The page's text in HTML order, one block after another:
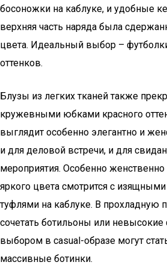
босоножки на каблуке, и удобные
верхняя часть наряда была
цвета. Идеальный выбор –
оттенков.
Блузы из легких тканей также
кружевными юбками красного
выглядит особенно элегантно и
и для деловой встречи, и для
мероприятия. Особенно
яркого цвета смотрится с
туфлями на каблуке. В прохладную
сочетать ботильоны или
выбором в casual-образе могут
массивные ботинки.